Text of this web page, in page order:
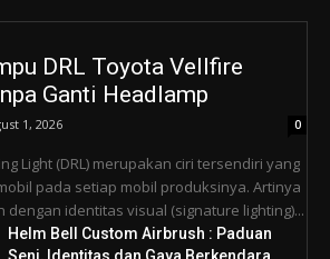
DRL Toyota Vellfire
Ganti Headlamp
1, 2026 0
Light (DRL) merupakan ciri tersendiri yang
pada setiap mobil produksinya. Artinya
identitas visual (signature lighting)...
Helm Bell Custom Airbrush : Paduan